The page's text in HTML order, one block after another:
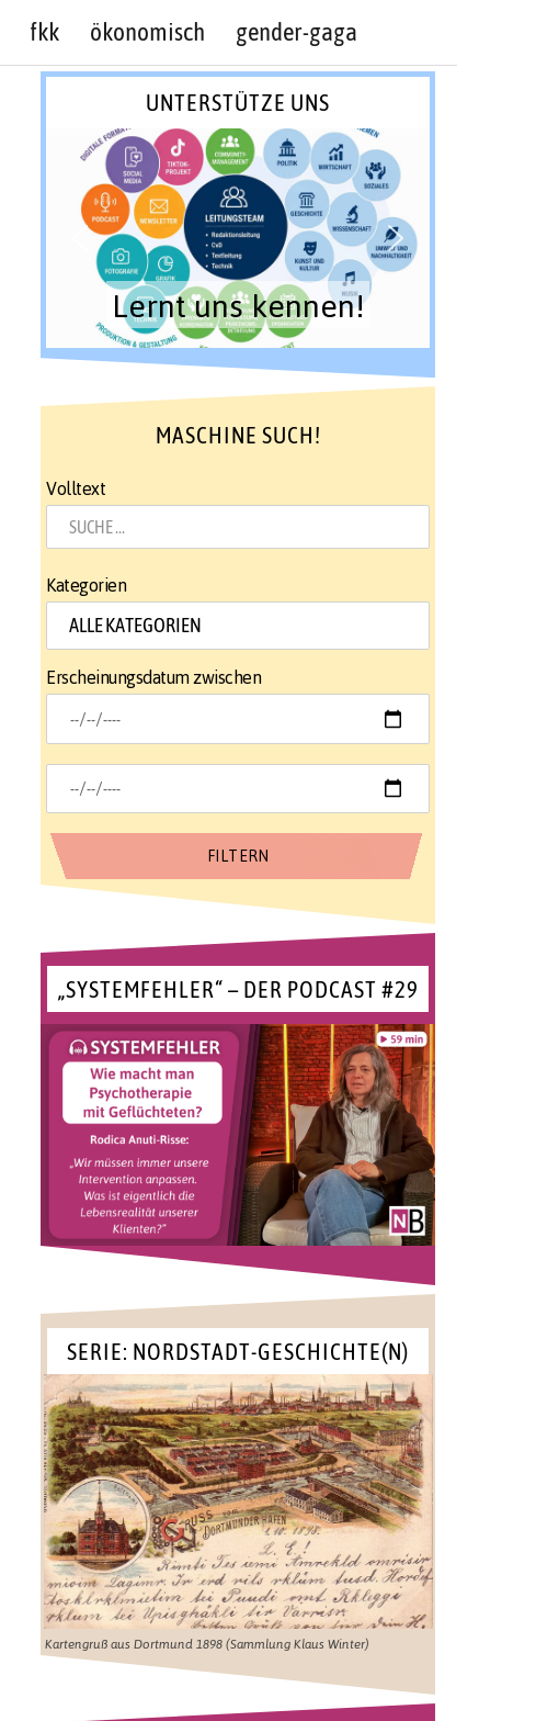
fkk ökonomisch gender-gaga
UNTERSTÜTZE UNS
Lernt uns kennen!
MASCHINE SUCH!
Volltext
Kategorien
Erscheinungsdatum zwischen
„SYSTEMFEHLER“ – DER PODCAST #29
SERIE: NORDSTADT-GESCHICHTE(N)
Kartengruß aus Dortmund 1898 (Sammlung Klaus Winter)